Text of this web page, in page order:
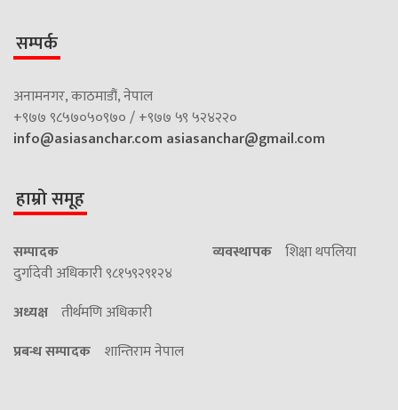
सम्पर्क
अनामनगर, काठमाडौं, नेपाल
+९७७ ९८५७०५०९७० / +९७७ ५९ ५२४२२०
info@asiasanchar.com asiasanchar@gmail.com
हाम्रो समूह
सम्पादक
दुर्गादेवी अधिकारी ९८१५९२९१२४
व्यवस्थापक शिक्षा थपलिया
अध्यक्ष तीर्थमणि अधिकारी
प्रबन्ध सम्पादक शान्तिराम नेपाल